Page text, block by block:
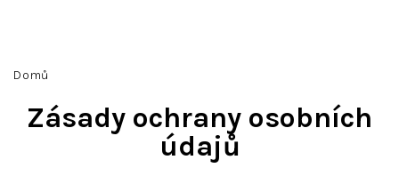
košík
Domů
Zásady ochrany osobních
údajů